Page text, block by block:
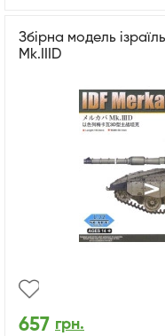
Збірна модель
Mk.IIID
657 грн.